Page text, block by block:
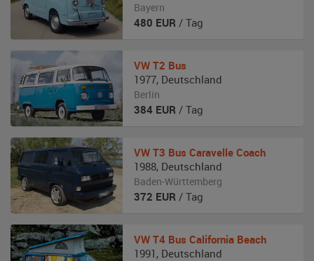
Bayern
480 EUR / Tag
VW T2 Bus
1977, Deutschland
Berlin
384 EUR / Tag
VW T3 Bus Caravelle Coach
1988, Deutschland
Baden-Württemberg
372 EUR / Tag
VW T4 Bus California Beach
1991 , Deutschland